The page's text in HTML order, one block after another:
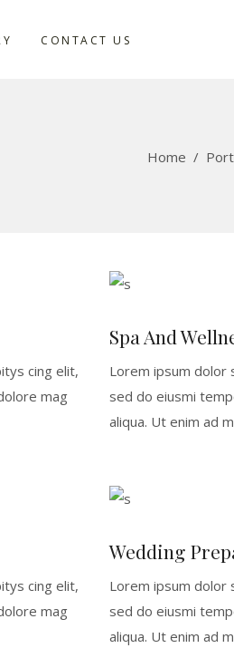
CONTACT US
Home /
cing elit,
mag
Spa And
Lorem ipsum dolor
sed do eiusmi
aliqua. Ut enim ad
cing elit,
mag
Wedding
Lorem ipsum dolor
sed do eiusmi
aliqua. Ut enim ad